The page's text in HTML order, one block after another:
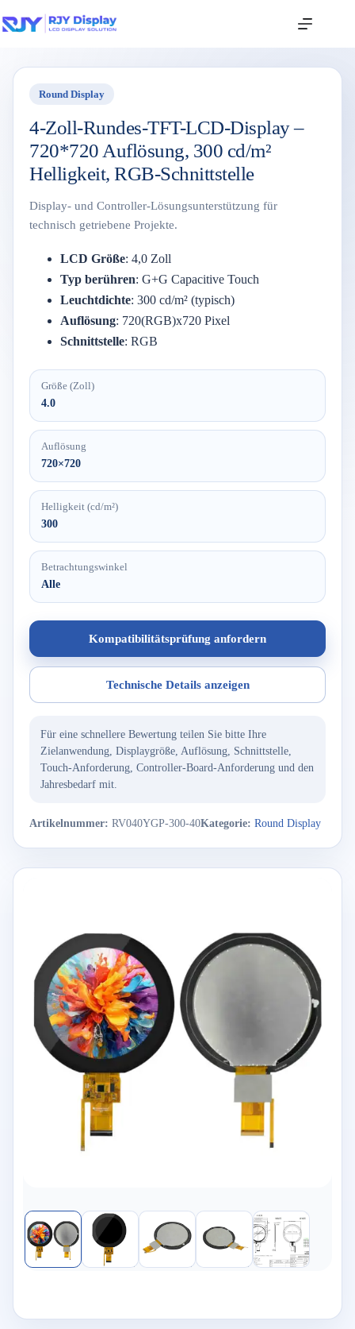
Round Display
4-Zoll-Rundes-TFT-LCD-Display –
720*720 Auflösung, 300 cd/m²
Helligkeit, RGB-Schnittstelle
Display- und Controller-Lösungsunterstützung für
technisch getriebene Projekte.
LCD Größe: 4,0 Zoll
Typ berühren: G+G Capacitive Touch
Leuchtdichte: 300 cd/m² (typisch)
Auflösung: 720(RGB)x720 Pixel
Schnittstelle: RGB
Größe (Zoll)
4.0
Auflösung
720×720
Helligkeit (cd/m²)
300
Betrachtungswinkel
Alle
Kompatibilitätsprüfung anfordern
Technische Details anzeigen
Für eine schnellere Bewertung teilen Sie bitte Ihre
Zielanwendung, Displaygröße, Auflösung, Schnittstelle,
Touch-Anforderung, Controller-Board-Anforderung und den
Jahresbedarf mit.
Artikelnummer: RV040YGP-300-40Kategorie: Round Display